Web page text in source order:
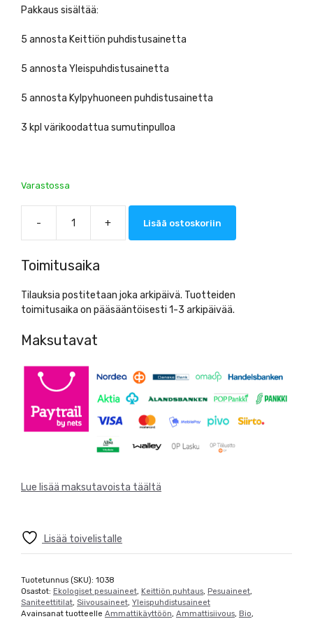
Pakkaus sisältää:
5 annosta Keittiön puhdistusainetta
5 annosta Yleispuhdistusainetta
5 annosta Kylpyhuoneen puhdistusainetta
3 kpl värikoodattua sumutinpulloa
Varastossa
-
Dilute
-
Keittiö,
Yleis
3kpl)
määrä
+ Lisää ostoskoriin
Toimitusaika
Tilauksia postitetaan joka arkipäivä. Tuotteiden
toimitusaika on pääsääntöisesti 1-3 arkipäivää.
Maksutavat
Lue lisää maksutavoista täältä
Lisää toivelistalle
Tuotetunnus (SKU): 1038
Osastot: Ekologiset pesuaineet, Keittiön puhtaus, Pesuaineet,
Saniteettitilat, Siivousaineet, Yleispuhdistusaineet
Avainsanat tuotteelle Ammattikäyttöön, Ammattisiivous, Bio,